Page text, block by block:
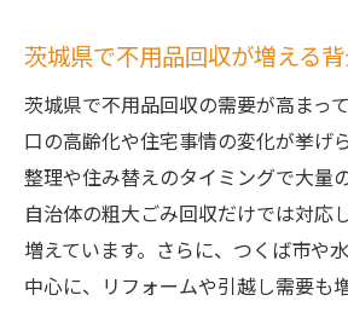
個人対応の不用品回収で即
大量の不用品回収で気を付
トラブル回避に役立つ業者選
不用品回収で悪質業者を
茨城県の不用品回収でト
口コミを活用した不用品
不用品回収で料金トラブ
茨城県で不用品回収が増える
茨城県で不用品回収の需要が高まっ
口の高齢化や住宅事情の変化が挙げ
整理や住み替えのタイミングで大量
自治体の粗大ごみ回収だけでは対応
増えています。さらに、つくば市や
中心に、リフォームや引越し需要も